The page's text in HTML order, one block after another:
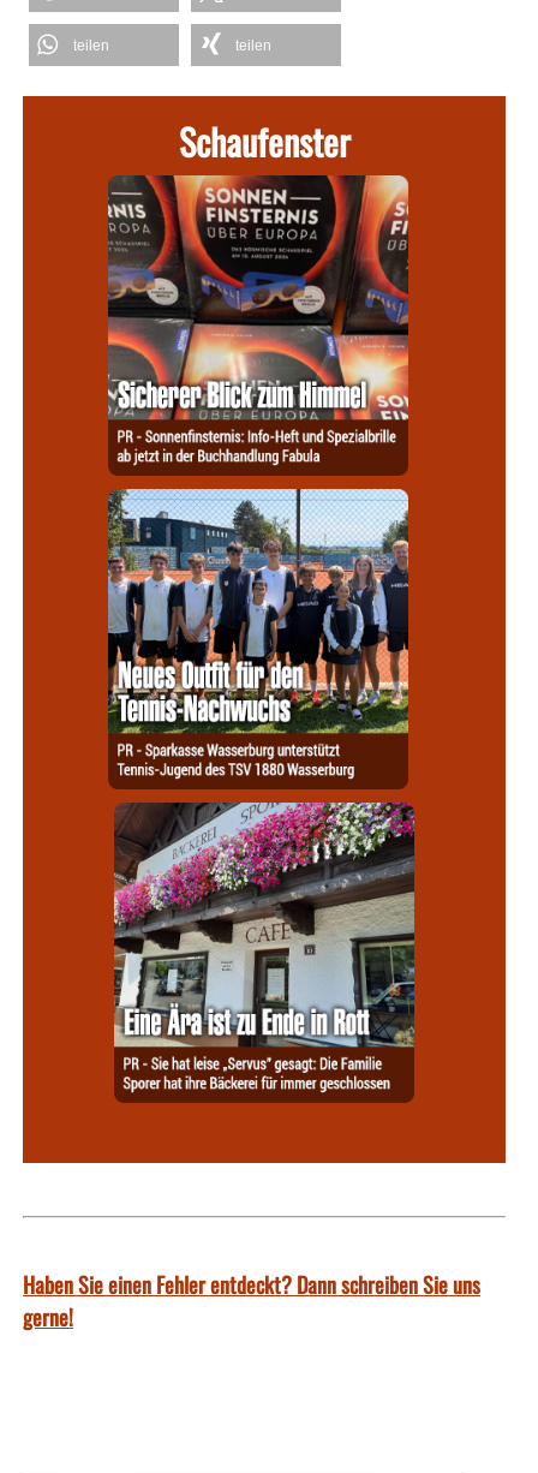
teilen teilen
Schaufenster
Haben Sie einen Fehler entdeckt? Dann schreiben Sie uns
gerne!